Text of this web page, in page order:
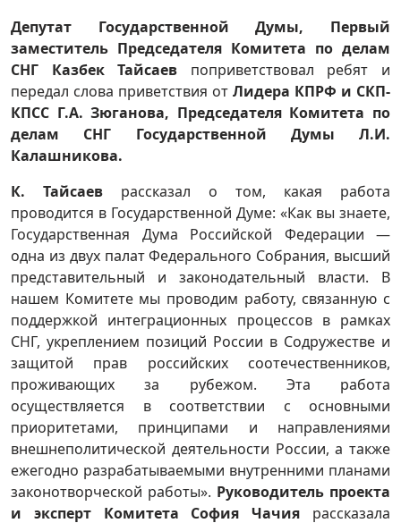
Депутат Государственной Думы, Первый
заместитель Председателя Комитета по делам
СНГ Казбек Тайсаев поприветствовал ребят и
передал слова приветствия от Лидера КПРФ и СКП-
КПСС Г.А. Зюганова, Председателя Комитета по
делам СНГ Государственной Думы Л.И.
Калашникова.
К. Тайсаев рассказал о том, какая работа
проводится в Государственной Думе: «Как вы знаете,
Государственная Дума Российской Федерации —
одна из двух палат Федерального Собрания, высший
представительный и законодательный власти. В
нашем Комитете мы проводим работу, связанную с
поддержкой интеграционных процессов в рамках
СНГ, укреплением позиций России в Содружестве и
защитой прав российских соотечественников,
проживающих за рубежом. Эта работа
осуществляется в соответствии с основными
приоритетами, принципами и направлениями
внешнеполитической деятельности России, а также
ежегодно разрабатываемыми внутренними планами
законотворческой работы». Руководитель проекта
и эксперт Комитета София Чачия рассказала